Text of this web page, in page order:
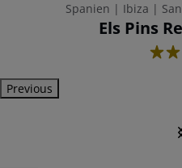
Spanien | Ibiza |
Els Pins
4
Previous